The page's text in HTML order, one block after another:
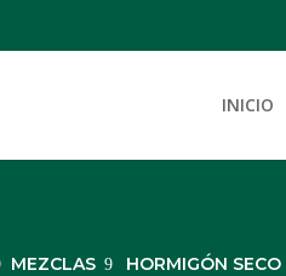
INICIO
MEZCLAS HORMIGÓN SECO